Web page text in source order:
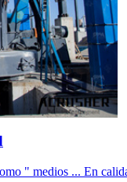
" medios ... En